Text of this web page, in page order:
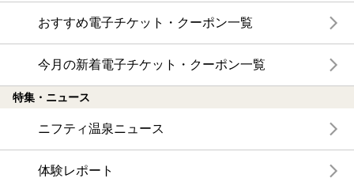
おすすめ電子チケット・クーポン一覧
今月の新着電子チケット・クーポン一覧
特集・ニュース
ニフティ温泉ニュース
体験レポート